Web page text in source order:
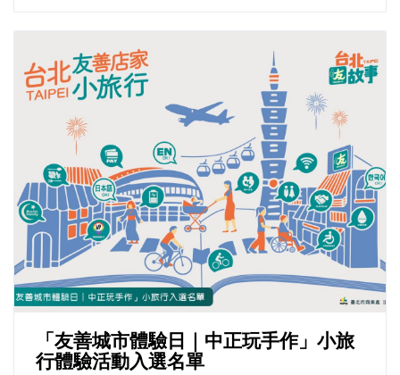
「友善城市體驗日｜中正玩手作」小旅
行體驗活動入選名單